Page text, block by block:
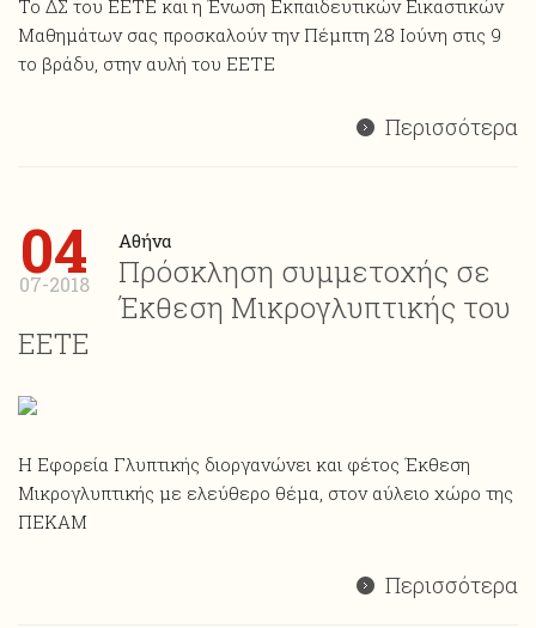
Το ΔΣ του ΕΕΤΕ και η Ένωση Εκπαιδευτικών Εικαστικών
Μαθημάτων σας προσκαλούν την Πέμπτη 28 Ιούνη στις 9
το βράδυ, στην αυλή του ΕΕΤΕ
Περισσότερα
04
07-2018
Αθήνα
Πρόσκληση συμμετοχής σε
Έκθεση Μικρογλυπτικής του
ΕΕΤΕ
Η Εφορεία Γλυπτικής διοργανώνει και φέτος Έκθεση
Mικρογλυπτικής με ελεύθερο θέμα, στον αύλειο χώρο της
ΠΕΚΑΜ
Περισσότερα